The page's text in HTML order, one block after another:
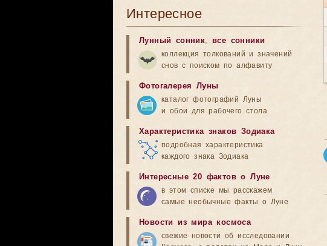
Интересное
Лунный сонник, все сонники
коллекция толкований и значений
снов с поиском по алфавиту
Фотогалерея Луны
каталог фотографий Луны
и обои для рабочего стола
Характеристика знаков Зодиака
подробная характеристика
каждого знака Зодиака
Интересные 20 фактов о Луне
в этом списке мы расскажем
самые необычные факты о Луне
Новости из мира космоса
свежие новости об исследовании